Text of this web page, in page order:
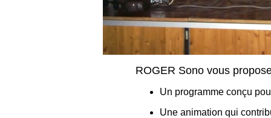
ROGER Sono vous
Un programme conçu
Une animation qui